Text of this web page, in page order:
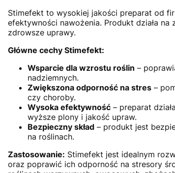
Stimefekt to wysokiej jakości preparat od
efektywności nawożenia. Produkt działa
zdrowsze uprawy.
Główne cechy Stimefekt:
Wsparcie dla wzrostu roślin –
nadziemnych.
Zwiększona odporność na stres–
czy choroby.
Wysoka efektywność– preparat
wyższe plony i jakość upraw.
Bezpieczny skład– produkt jest
na roślinach.
Zastosowanie: Stimefekt jest idealnym
oraz poprawić ich odporność na stresory